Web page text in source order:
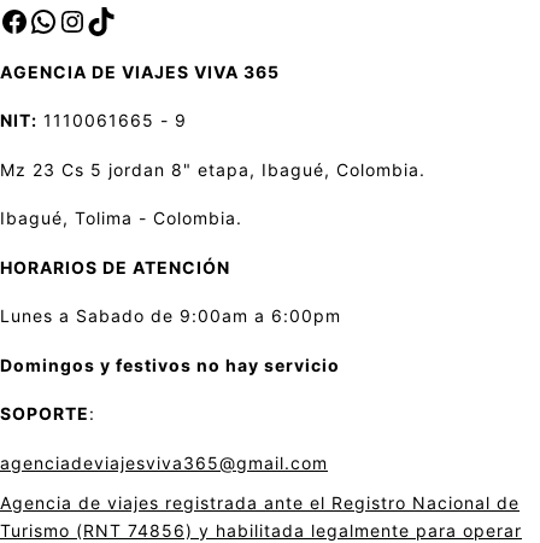
Facebook
saInstagram
TikTok
AGENCIA DE VIAJES VIVA 365
NIT: 1110061665 - 9
Mz 23 Cs 5 jordan 8" etapa, Ibagué, Colombia.
Ibagué, Tolima - Colombia.
HORARIOS DE ATENCIÓN
Lunes a Sabado de 9:00am a 6:00pm
Domingos y festivos no hay servicio
SOPORTE:
agenciadeviajesviva365@gmail.com
Agencia de viajes registrada ante el Registro Nacional de
Turismo (RNT 74856) y habilitada legalmente para operar